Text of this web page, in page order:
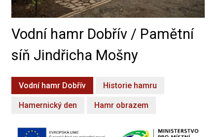
Vodní hamr Dobřív / Pamětní
síň Jindřicha Mošny
Vodní hamr Dobřív Historie hamru
Hamernický den Hamr obrazem